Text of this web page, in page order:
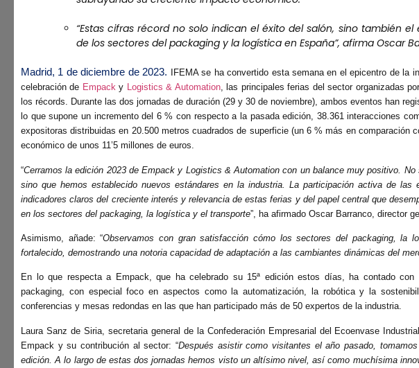
“Estas cifras récord no solo indican el éxito del salón, sino también
de los sectores del packaging y la logística en España”, afirma Oscar
Madrid, 1 de diciembre de 2023.
IFEMA se ha convertido esta semana en el epicentro de
celebración de Empack y Logistics & Automation, las principales ferias del sector organizadas
los récords. Durante las dos jornadas de duración (29 y 30 de noviembre), ambos eventos han
lo que supone un incremento del 6 % con respecto a la pasada edición, 38.361 interacciones
expositoras distribuidas en 20.500 metros cuadrados de superficie (un 6 % más en comparación
económico de unos 11’5 millones de euros.
“Cerramos la edición 2023 de Empack y Logistics & Automation con un balance muy positivo.
sino que hemos establecido nuevos estándares en la industria. La participación activa de
indicadores claros del creciente interés y relevancia de estas ferias y del papel central que
en los sectores del packaging, la logística y el transporte”, ha afirmado Oscar Barranco, director
Asimismo, añade: “Observamos con gran satisfacción cómo los sectores del packaging, la
fortalecido, demostrando una notoria capacidad de adaptación a las cambiantes dinámicas del
En lo que respecta a Empack, que ha celebrado su 15ª edición estos días, ha contado
packaging, con especial foco en aspectos como la automatización, la robótica y la
conferencias y mesas redondas en las que han participado más de 50 expertos de la industria.
Laura Sanz de Siria, secretaria general de la Confederación Empresarial del Ecoenvase
Empack y su contribución al sector: “Después asistir como visitantes el año pasado,
edición. A lo largo de estas dos jornadas hemos visto un altísimo nivel, así como muchísima